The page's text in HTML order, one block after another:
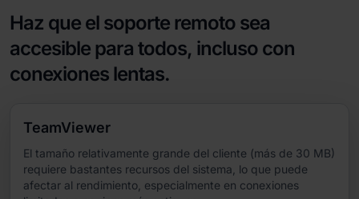
Haz que el soporte remoto sea
accesible para todos, incluso con
conexiones lentas.
TeamViewer
El tamaño relativamente grande del cliente (más de 30 MB)
requiere bastantes recursos del sistema, lo que puede
afectar al rendimiento, especialmente en conexiones